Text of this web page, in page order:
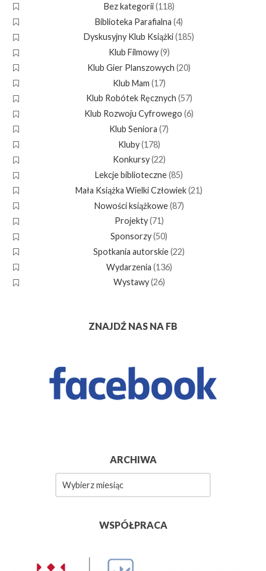
Bez kategorii(118)
Biblioteka Parafialna (4)
Dyskusyjny Klub Książki(185)
Klub Filmowy(9)
Klub Gier Planszowych (20)
Klub Mam (17)
Klub Robótek Ręcznych (57)
Klub Rozwoju Cyfrowego (6)
Klub Seniora (7)
Kluby(178)
Konkursy(22)
Lekcje biblioteczne(85)
Mała Książka Wielki Człowiek(21)
Nowości książkowe(87)
Projekty(71)
Sponsorzy(50)
Spotkania autorskie(22)
Wydarzenia (136)
Wystawy(26)
ZNAJDŹ NAS NA FB
ARCHIWA
WSPÓŁPRACA